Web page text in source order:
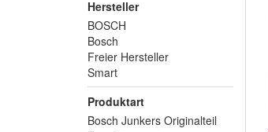
Hersteller
BOSCH
Bosch
Freier Hersteller
Smart
Produktart
Bosch Junkers Originalteil